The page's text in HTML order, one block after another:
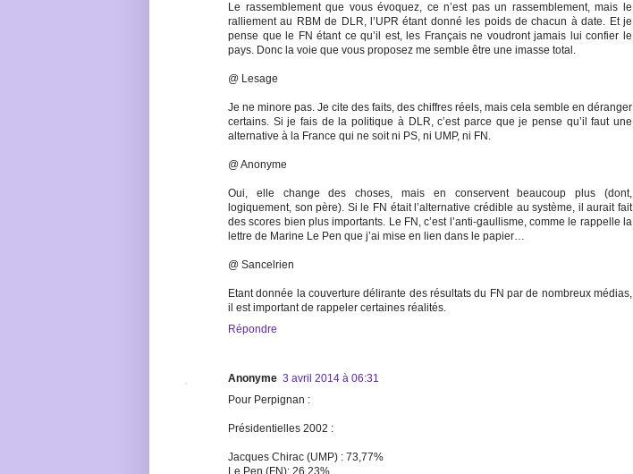
Le rassemblement que vous évoquez, ce n’est pas un rassemblement, mais le
ralliement au RBM de DLR, l’UPR étant donné les poids de chacun à date. Et je
pense que le FN étant ce qu’il est, les Français ne voudront jamais lui confier le
pays. Donc la voie que vous proposez me semble être une imasse total.
@ Lesage
Je ne minore pas. Je cite des faits, des chiffres réels, mais cela semble en déranger
certains. Si je fais de la politique à DLR, c’est parce que je pense qu’il faut une
alternative à la France qui ne soit ni PS, ni UMP, ni FN.
@ Anonyme
Oui, elle change des choses, mais en conservent beaucoup plus (dont,
logiquement, son père). Si le FN était l’alternative crédible au système, il aurait fait
des scores bien plus importants. Le FN, c’est l’anti-gaullisme, comme le rappelle la
lettre de Marine Le Pen que j’ai mise en lien dans le papier…
@ Sancelrien
Etant donnée la couverture délirante des résultats du FN par de nombreux médias,
il est important de rappeler certaines réalités.
Répondre
Anonyme 3 avril 2014 à 06:31
Pour Perpignan :
Présidentielles 2002 :
Jacques Chirac (UMP) : 73,77%